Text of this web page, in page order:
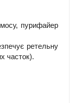
пурифайер
ретельну
часток).